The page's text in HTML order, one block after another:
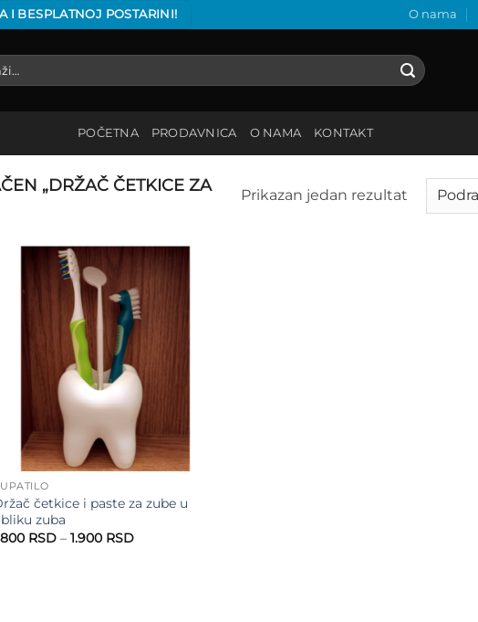
I BESPLATNOJ POSTARINI! O nama
POČETNA PRODAVNICA O NAMA KONTAKT
„DRŽAČ ČETKICE ZA
Prikazan jedan rezultat
četkice i paste za zube u
zuba
RSD – 1.900 RSDRaspon